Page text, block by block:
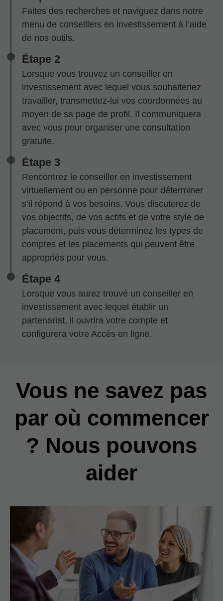
Faites des recherches et naviguez dans notre
menu de conseillers en investissement à l’aide
de nos outils.
Étape 2
Lorsque vous trouvez un conseiller en
investissement avec lequel vous souhaiteriez
travailler, transmettez-lui vos coordonnées au
moyen de sa page de profil. Il communiquera
avec vous pour organiser une consultation
gratuite.
Étape 3
Rencontrez le conseiller en investissement
virtuellement ou en personne pour déterminer
s’il répond à vos besoins. Vous discuterez de
vos objectifs, de vos actifs et de votre style de
placement, puis vous déterminez les types de
comptes et les placements qui peuvent être
appropriés pour vous.
Étape 4
Lorsque vous aurez trouvé un conseiller en
investissement avec lequel établir un
partenariat, il ouvrira votre compte et
configurera votre Accès en ligne.
Vous ne savez pas
par où commencer
? Nous pouvons
aider